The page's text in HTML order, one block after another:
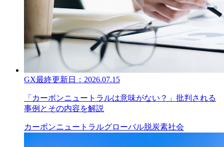
GX最終更新日： 2026.07.15
「カーボンニュートラルは意味がない？」批判される
事例とその内容を解説
カーボンニュートラルグローバル脱炭素社会